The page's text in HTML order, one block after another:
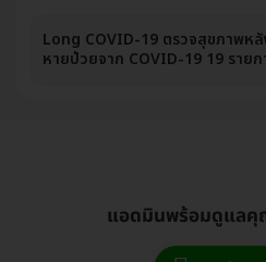
Long COVID-19 ตรวจสุขภาพห
หายป่วยจาก COVID-19 19 รายก
แอดมินพร้อมดูแลคุ